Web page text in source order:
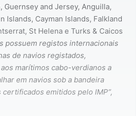
Guernsey and Jersey, Anguilla,
Islands, Cayman Islands, Falkland
St Helena e Turks & Caicos
possuem registos internacionais
de navios registados,
marítimos cabo-verdianos a
em navios sob a bandeira
emitidos pelo IMP”,